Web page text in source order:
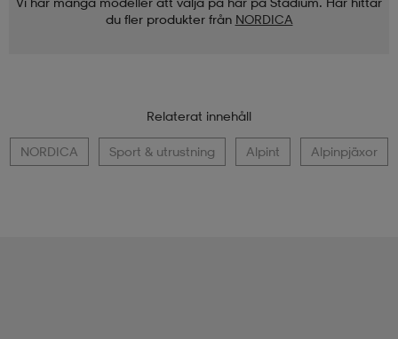
du fler produkter från NORDICA
Relaterat innehåll
NORDICA Sport & utrustning Alpint Alpinpjäxor